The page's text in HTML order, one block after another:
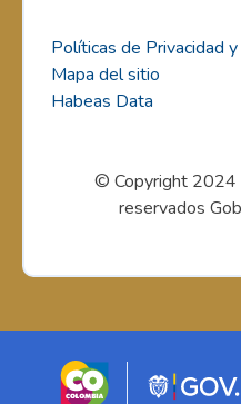
Políticas de Privacidad
Mapa del sitio
Habeas Data
© Copyright 2024
reservados